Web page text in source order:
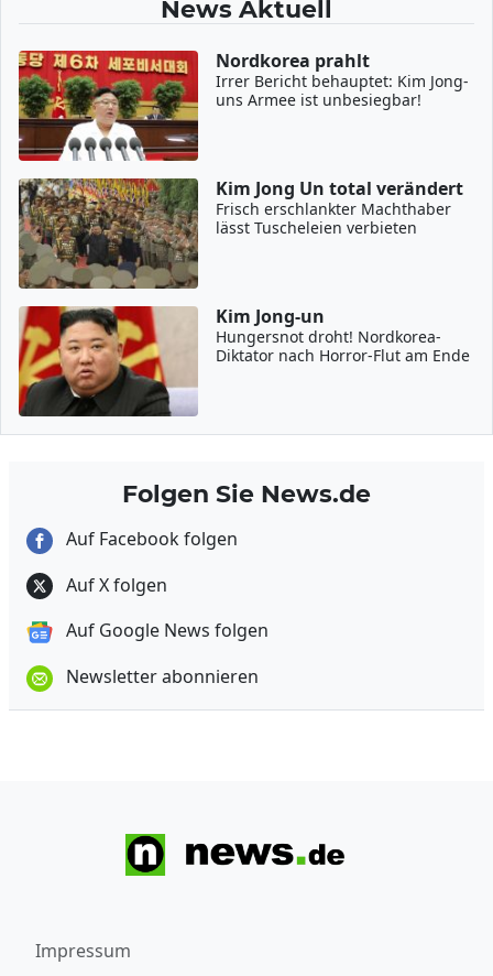
News Aktuell
Nordkorea prahlt
Irrer Bericht behauptet: Kim Jong-
uns Armee ist unbesiegbar!
Kim Jong Un total verändert
Frisch erschlankter Machthaber
lässt Tuscheleien verbieten
Kim Jong-un
Hungersnot droht! Nordkorea-
Diktator nach Horror-Flut am Ende
Folgen Sie News.de
Auf Facebook folgen
Auf X folgen
Auf Google News folgen
Newsletter abonnieren
Impressum